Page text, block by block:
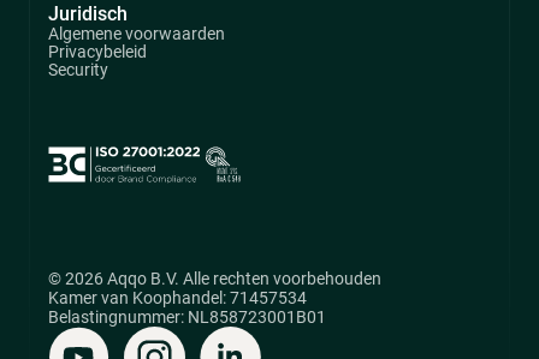
Juridisch
Algemene voorwaarden
Privacybeleid
Security
© 2026 Aqqo B.V. Alle rechten voorbehouden
Kamer van Koophandel: 71457534
Belastingnummer: NL858723001B01